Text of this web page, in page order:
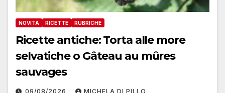
NOVITÀ RICETTE RUBRICHE
Ricette antiche: Torta alle more
selvatiche o Gâteau au mȗres
sauvages
09/08/2026 MICHELA DI PILLO